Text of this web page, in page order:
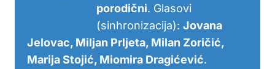
porodični. Glasovi
(sinhronizacija): Jovana
Jelovac, Miljan Prljeta, Milan Zoričić,
Marija Stojić, Miomira Dragićević.